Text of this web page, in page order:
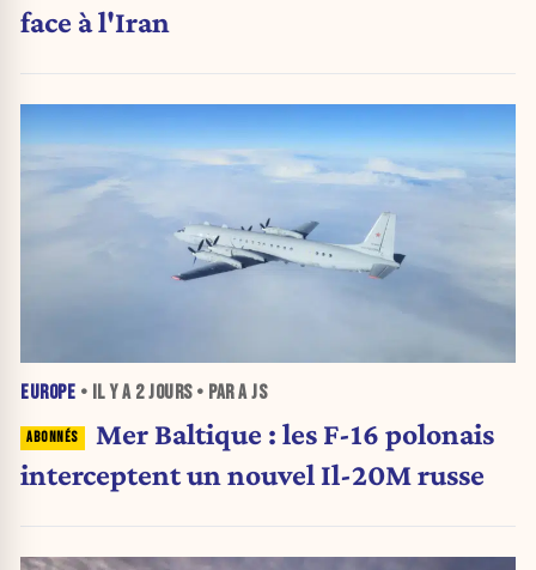
face à l'Iran
EUROPE • IL Y A 2 JOURS• PAR A JS
Mer Baltique : les F-16 polonais
interceptent un nouvel Il-20M russe